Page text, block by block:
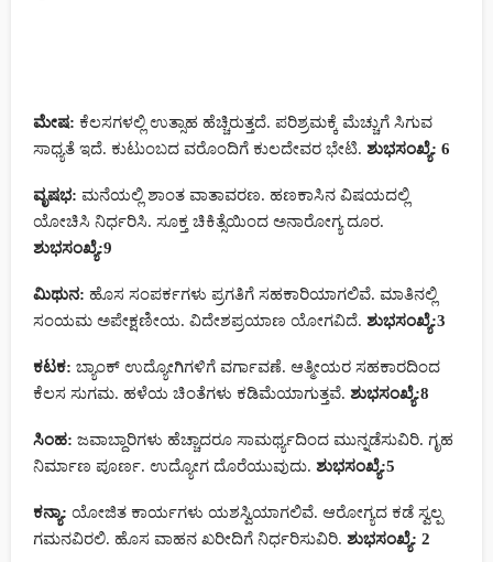
ಮೇಷ: ಕೆಲಸಗಳಲ್ಲಿ ಉತ್ಸಾಹ ಹೆಚ್ಚಿರುತ್ತದೆ. ಪರಿಶ್ರಮಕ್ಕೆ ಮೆಚ್ಚುಗೆ ಸಿಗುವ
ಸಾಧ್ಯತೆ ಇದೆ. ಕುಟುಂಬದ ವರೊಂದಿಗೆ ಕುಲದೇವರ ಭೇಟಿ. ಶುಭಸಂಖ್ಯೆ: 6
ವೃಷಭ: ಮನೆಯಲ್ಲಿ ಶಾಂತ ವಾತಾವರಣ. ಹಣಕಾಸಿನ ವಿಷಯದಲ್ಲಿ
ಯೋಚಿಸಿ ನಿರ್ಧರಿಸಿ. ಸೂಕ್ತ ಚಿಕಿತ್ಸೆಯಿಂದ ಅನಾರೋಗ್ಯ ದೂರ.
ಶುಭಸಂಖ್ಯೆ:9
ಮಿಥುನ: ಹೊಸ ಸಂಪರ್ಕಗಳು ಪ್ರಗತಿಗೆ ಸಹಕಾರಿಯಾಗಲಿವೆ. ಮಾತಿನಲ್ಲಿ
ಸಂಯಮ ಅಪೇಕ್ಷಣೀಯ. ವಿದೇಶಪ್ರಯಾಣ ಯೋಗವಿದೆ. ಶುಭಸಂಖ್ಯೆ:3
ಕಟಕ: ಬ್ಯಾಂಕ್ ಉದ್ಯೋಗಿಗಳಿಗೆ ವರ್ಗಾವಣೆ. ಆತ್ಮೀಯರ ಸಹಕಾರದಿಂದ
ಕೆಲಸ ಸುಗಮ. ಹಳೆಯ ಚಿಂತೆಗಳು ಕಡಿಮೆಯಾಗುತ್ತವೆ. ಶುಭಸಂಖ್ಯೆ:8
ಸಿಂಹ: ಜವಾಬ್ದಾರಿಗಳು ಹೆಚ್ಚಾದರೂ ಸಾಮರ್ಥ್ಯದಿಂದ ಮುನ್ನಡೆಸುವಿರಿ. ಗೃಹ
ನಿರ್ಮಾಣ ಪೂರ್ಣ. ಉದ್ಯೋಗ ದೊರೆಯುವುದು. ಶುಭಸಂಖ್ಯೆ:5
ಕನ್ಯಾ: ಯೋಜಿತ ಕಾರ್ಯಗಳು ಯಶಸ್ವಿಯಾಗಲಿವೆ. ಆರೋಗ್ಯದ ಕಡೆ ಸ್ವಲ್ಪ
ಗಮನವಿರಲಿ. ಹೊಸ ವಾಹನ ಖರೀದಿಗೆ ನಿರ್ಧರಿಸುವಿರಿ. ಶುಭಸಂಖ್ಯೆ: 2